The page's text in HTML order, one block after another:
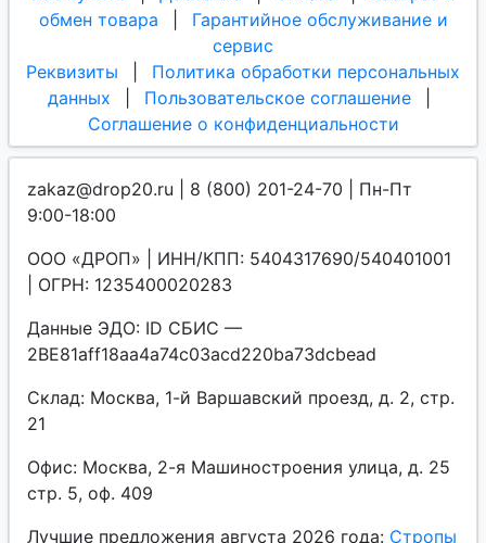
обмен товара
Гарантийное обслуживание и
сервис
Реквизиты
Политика обработки персональных
данных
Пользовательское соглашение
Соглашение о конфиденциальности
zakaz@drop20.ru | 8 (800) 201-24-70 | Пн-Пт
9:00-18:00
ООО «ДРОП» | ИНН/КПП: 5404317690/540401001
| ОГРН: 1235400020283
Данные ЭДО: ID СБИС —
2BE81aff18aa4a74c03acd220ba73dcbead
Склад: Москва, 1-й Варшавский проезд, д. 2, стр.
21
Офис: Москва, 2-я Машиностроения улица, д. 25
стр. 5, оф. 409
Лучшие предложения августа 2026 года: Стропы